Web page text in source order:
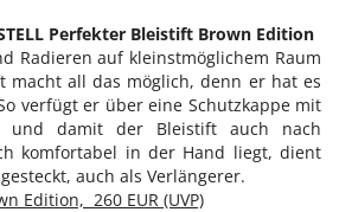
Perfekter Bleistift Brown Edition
Radieren auf kleinstmöglichem Raum
macht all das möglich, denn er hat es
verfügt er über eine Schutzkappe mit
und damit der Bleistift auch nach
komfortabel in der Hand liegt, dient
auch als Verlängerer.
Edition, 260 EUR (UVP)